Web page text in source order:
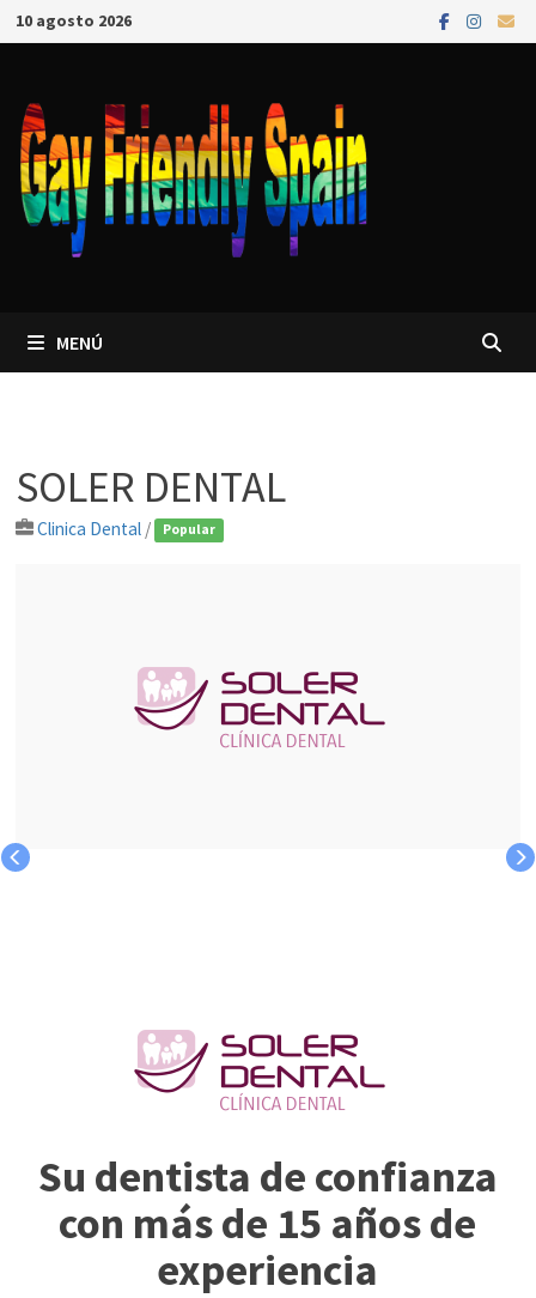
10 agosto 2026
MENÚ
SOLER DENTAL
Clinica Dental/ Popular
Su dentista de confianza
con más de 15 años de
experiencia